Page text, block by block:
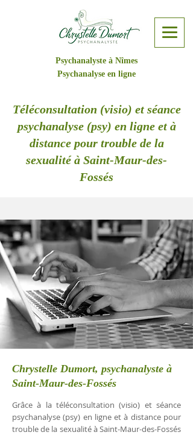
Psychanalyste à Nîmes
Psychanalyse en ligne
Téléconsultation (visio) et séance
psychanalyse (psy) en ligne et à
distance pour trouble de la
sexualité à Saint-Maur-des-
Fossés
Chrystelle Dumort, psychanalyste à
Saint-Maur-des-Fossés
Grâce à la téléconsultation (visio) et séance
psychanalyse (psy) en ligne et à distance pour
trouble de la sexualité à Saint-Maur-des-Fossés